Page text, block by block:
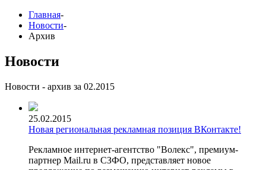
Главная-
Новости-
Архив
Новости
Новости - архив за 02.2015
25.02.2015
Новая региональная рекламная позиция ВКонтакте!
Рекламное интернет-агентство "Волекс", премиум-
партнер Mail.ru в СЗФО, представляет новое